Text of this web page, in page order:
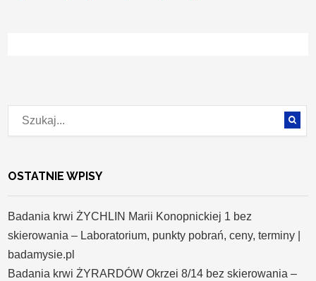
OSTATNIE WPISY
Badania krwi ŻYCHLIN Marii Konopnickiej 1 bez
skierowania – Laboratorium, punkty pobrań, ceny, terminy |
badamysie.pl
Badania krwi ŻYRARDÓW Okrzei 8/14 bez skierowania –